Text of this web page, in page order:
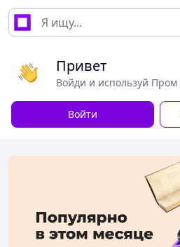
Привет
Войди и используй
Войти